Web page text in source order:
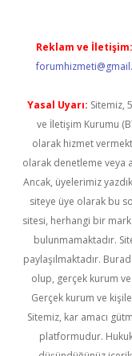
Reklam ve İletişim:
Yasal Uyarı: Sitemiz,
ve İletişim Kurumu
olarak hizmet
olarak denetleme veya
Ancak, üyelerimiz
siteye üye olarak bu
sitesi, herhangi bir
bulunmamaktadır.
paylaşılmaktadır.
olup, gerçek kurum
Gerçek kurum ve
Sitemiz, kar amacı
platformudur.